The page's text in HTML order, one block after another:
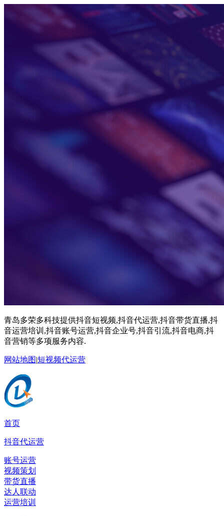
青岛多荣多科技提供抖音短视频,抖音代运营,抖音带货直播,抖
音运营培训,抖音账号运营,抖音企业号,抖音引流,抖音电商,抖
音营销等多项服务内容.
网站地图|短视频代运营
首页
抖音代运营
账号运营
视频策划
带货直播
达人联动
运营培训